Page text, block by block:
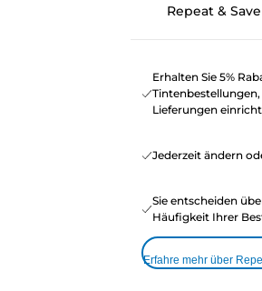
Repeat &
Erhalten Sie 5%
Lieferungen
Jederzeit ändern
Sie entscheiden
Häufigkeit Ihrer
Erfahre mehr über